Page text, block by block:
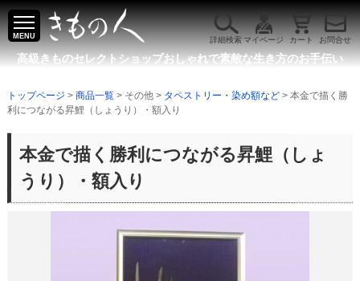
MENU
高級きものセレクトショップおしゃれで素敵な生き方のお手伝い
詳細検索マイページ カート お問合せ
トップページ > 商品一覧> その他 > タペストリー・染め額など> 本金で描く勝
利につながる昇鯉（しょうり）・額入り
本金で描く勝利につながる昇鯉（しょ
うり）・額入り